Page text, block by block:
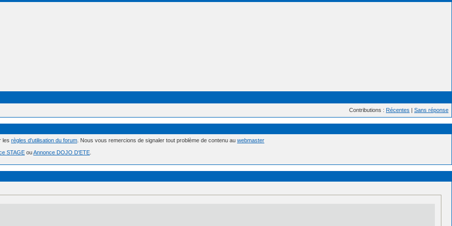
Contributions : Récentes | Sans réponse
les règles d'utilisation du forum . Nous vous remercions de signaler tout problème de contenu au webmaster
STAGE ouAnnonce DOJO D'ETE